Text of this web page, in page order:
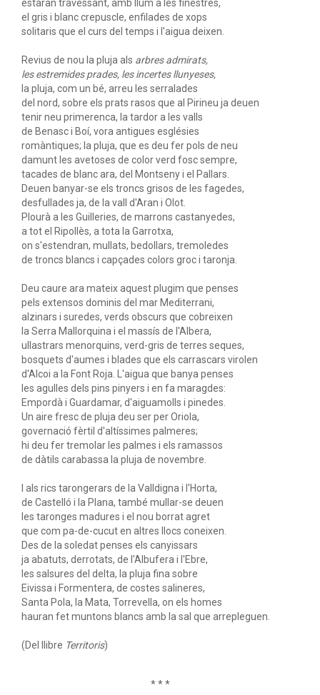
estaran travessant, amb llum a les finestres,
el gris i blanc crepuscle, enfilades de xops
solitaris que el curs del temps i l'aigua deixen.
Revius de nou la pluja als arbres admirats,
les estremides prades, les incertes llunyeses,
la pluja, com un bé, arreu les serralades
del nord, sobre els prats rasos que al Pirineu ja deuen
tenir neu primerenca, la tardor a les valls
de Benasc i Boí, vora antigues esglésies
romàntiques; la pluja, que es deu fer pols de neu
damunt les avetoses de color verd fosc sempre,
tacades de blanc ara, del Montseny i el Pallars.
Deuen banyar-se els troncs grisos de les fagedes,
desfullades ja, de la vall d'Aran i Olot.
Plourà a les Guilleries, de marrons castanyedes,
a tot el Ripollès, a tota la Garrotxa,
on s'estendran, mullats, bedollars, tremoledes
de troncs blancs i capçades colors groc i taronja.
Deu caure ara mateix aquest plugim que penses
pels extensos dominis del mar Mediterrani,
alzinars i suredes, verds obscurs que cobreixen
la Serra Mallorquina i el massís de l'Albera,
ullastrars menorquins, verd-gris de terres seques,
bosquets d'aumes i blades que els carrascars virolen
d'Alcoi a la Font Roja. L'aigua que banya penses
les agulles dels pins pinyers i en fa maragdes:
Empordà i Guardamar, d'aiguamolls i pinedes.
Un aire fresc de pluja deu ser per Oriola,
governació fèrtil d'altíssimes palmeres;
hi deu fer tremolar les palmes i els ramassos
de dàtils carabassa la pluja de novembre.
I als rics tarongerars de la Valldigna i l'Horta,
de Castelló i la Plana, també mullar-se deuen
les taronges madures i el nou borrat agret
que com pa-de-cucut en altres llocs coneixen.
Des de la soledat penses els canyissars
ja abatuts, derrotats, de l'Albufera i l'Ebre,
les salsures del delta, la pluja fina sobre
Eivissa i Formentera, de costes salineres,
Santa Pola, la Mata, Torrevella, on els homes
hauran fet muntons blancs amb la sal que arrepleguen.
(Del llibre Territoris)
* * *